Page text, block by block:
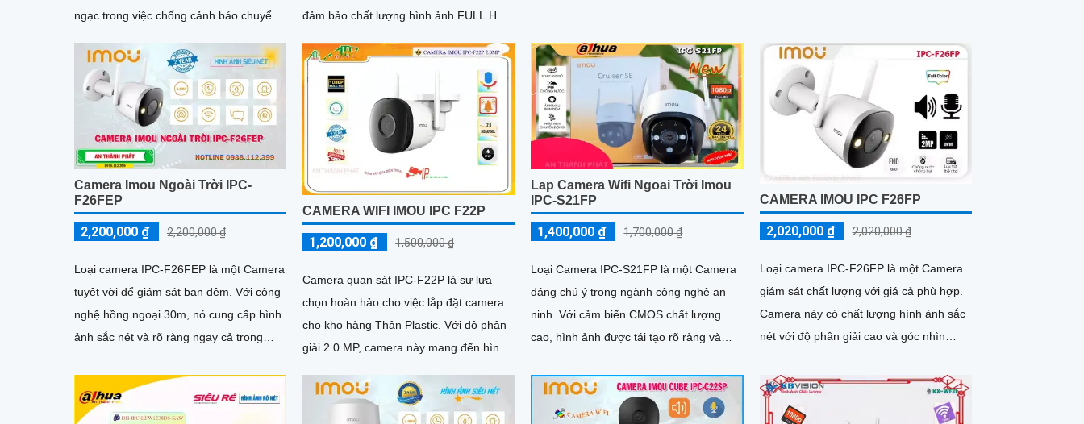
ngạc trong việc chống cảnh báo chuyển
đảm bảo chất lượng hình ảnh FULL HD
Wifi,...
Camera Imou Ngoài Trời IPC-
F26FEP
2,200,000 ₫ 2,200,000 ₫
Loại camera IPC-F26FEP là một Camera
tuyệt vời để giám sát ban đêm. Với công
nghệ hồng ngoại 30m, nó cung cấp hình
ảnh sắc nét và rõ ràng ngay cả trong
CAMERA WIFI IMOU IPC F22P
1,200,000 ₫ 1,500,000 ₫
Camera quan sát IPC-F22P là sự lựa
chọn hoàn hảo cho việc lắp đặt camera
cho kho hàng Thân Plastic. Với độ phân
giải 2.0 MP, camera này mang đến hình
Lap Camera Wifi Ngoai Trời Imou
IPC-S21FP
1,400,000 ₫ 1,700,000 ₫
Loại Camera IPC-S21FP là một Camera
đáng chú ý trong ngành công nghệ an
ninh. Với cảm biến CMOS chất lượng
cao, hình ảnh được tái tạo rõ ràng và
CAMERA IMOU IPC F26FP
2,020,000 ₫ 2,020,000 ₫
Loại camera IPC-F26FP là một Camera
giám sát chất lượng với giá cả phù hợp.
Camera này có chất lượng hình ảnh sắc
nét với độ phân giải cao và góc nhìn